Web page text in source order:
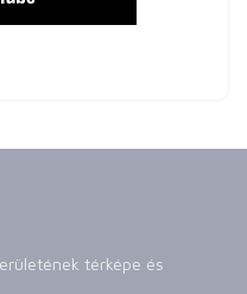
térképe és